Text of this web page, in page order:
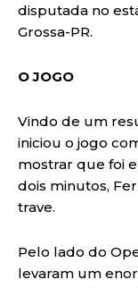
disputada no
Grossa-PR.
O JOGO
Vindo de um
iniciou o jogo
mostrar que foi
dois minutos,
trave.
Pelo lado do
levaram um